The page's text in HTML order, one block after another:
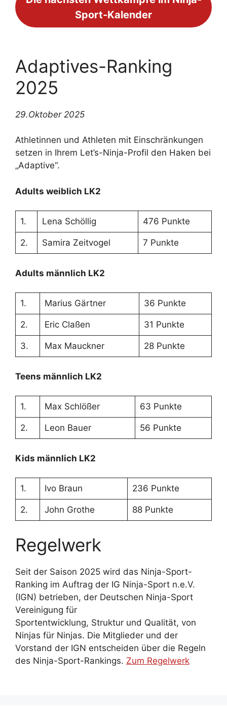
Sport-Kalender
Adaptives-Ranking
2025
29.Oktober 2025
Athletinnen und Athleten mit Einschränkungen
setzen in Ihrem Let’s-Ninja-Profil den Haken bei
„Adaptive“.
Adults weiblich LK2
1. Lena Schöllig 476 Punkte
2. Samira Zeitvogel 7 Punkte
Adults männlich LK2
1. Marius Gärtner 36 Punkte
2. Eric Claßen 31 Punkte
3. Max Mauckner 28 Punkte
Teens männlich LK2
1. Max Schlößer 63 Punkte
2. Leon Bauer 56 Punkte
Kids männlich LK2
1. Ivo Braun 236 Punkte
2. John Grothe 88 Punkte
Regelwerk
Seit der Saison 2025 wird das Ninja-Sport-
Ranking im Auftrag der IG Ninja-Sport n.e.V.
(IGN) betrieben, der Deutschen Ninja-Sport
Vereinigung für
Sportentwicklung, Struktur und Qualität, von
Ninjas für Ninjas. Die Mitglieder und der
Vorstand der IGN entscheiden über die Regeln
des Ninja-Sport-Rankings. Zum Regelwerk